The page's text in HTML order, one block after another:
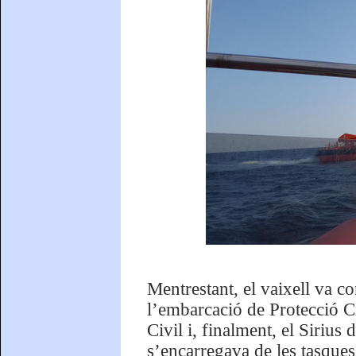
Mentrestant, el vaixell va
l’embarcació de Protecció
Civil i, finalment, el Sirius
s’encarregava de les